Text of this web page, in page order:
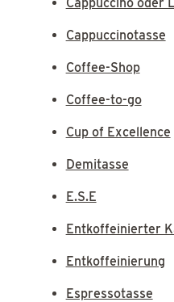
Cappuccinotasse
Coffee-Shop
Coffee-to-go
Cup of Excellence
Demitasse
E.S.E
Entkoffeinierter
Entkoffeinierung
Espressotasse